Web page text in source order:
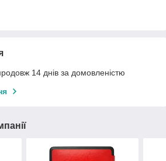
14 днів за домовленістю